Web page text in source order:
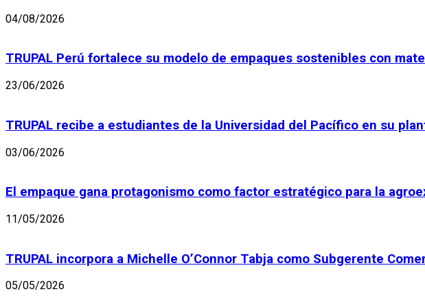
04/08/2026
TRUPAL Perú fortalece su modelo de empaques sostenibles con
23/06/2026
TRUPAL recibe a estudiantes de la Universidad del Pacífico en su
03/06/2026
El empaque gana protagonismo como factor estratégico para la
11/05/2026
TRUPAL incorpora a Michelle O’Connor Tabja como Subgerente
05/05/2026